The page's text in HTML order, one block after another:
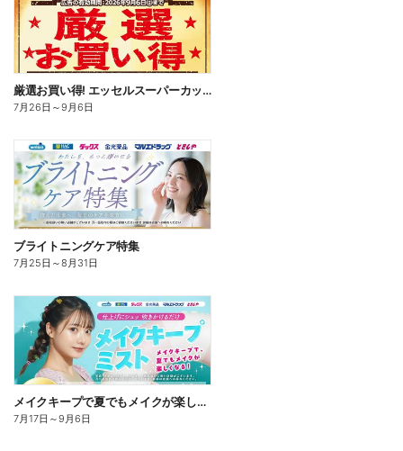
厳選お買い得! エッセルスーパーカップ
7月26日 ～9月6日
ブライトニングケア特集
7月25日 ～8月31日
メイクキープで夏でもメイクが楽しくなる!
7月17日 ～9月6日